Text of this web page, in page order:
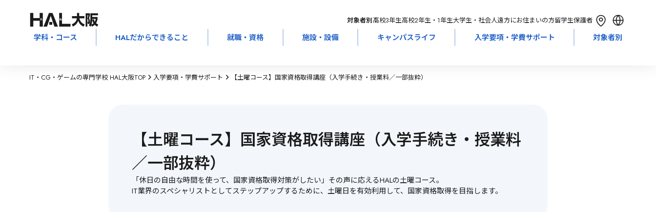
対象者別：高校3年生高校2年生・1年生大学生・社会人遠方にお住まいの方留学生保護者
English
学科・コース HALだからできること 就職・資格 施設・設備 キャンパスライフ 入学要項・学費サポート 対象者別
IT・CG・ゲームの専門学校 HAL大阪TOP 入学要項・学費サポート 【土曜コース】国家資格取得講座（入学手続き・授業料／一部抜粋）
【土曜コース】国家資格取得講座（入学手続き・授業料
／一部抜粋）
「休日の自由な時間を使って、国家資格取得対策がしたい」その声に応えるHALの土曜コース。
IT業界のスペシャリストとしてステップアップするために、土曜日を有効利用して、国家資格取得を目指します。